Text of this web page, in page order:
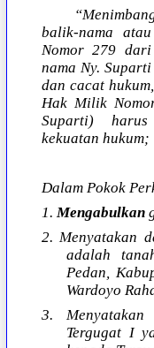
balik-nama
Nomor 279
nama Ny.
dan cacat
Hak Milik
Suparti)
kekuatan hukum;
Dalam Pokok
1.Mengabulkan
2. Menyatakan
adalah
Pedan,
Wardoyo
3.
Tergugat I